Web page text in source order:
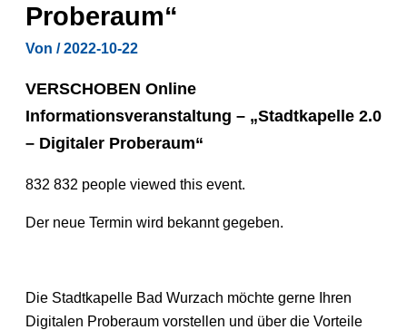
Proberaum“
Von /2022-10-22
VERSCHOBEN Online
Informationsveranstaltung – „Stadtkapelle 2.0
– Digitaler Proberaum“
832 832 people viewed this event.
Der neue Termin wird bekannt gegeben.
Die Stadtkapelle Bad Wurzach möchte gerne Ihren
Digitalen Proberaum vorstellen und über die Vorteile